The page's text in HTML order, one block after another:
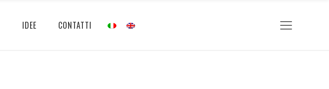
IDEE CONTATTI